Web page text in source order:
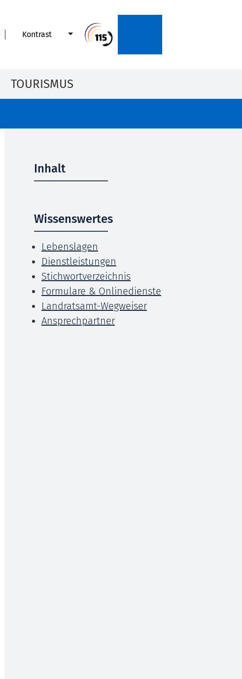
Kontrast
TOURISMUS
Inhalt
Wissenswertes
Lebenslagen
Dienstleistungen
Stichwortverzeichnis
Formulare & Onlinedienste
Landratsamt-Wegweiser
Ansprechpartner